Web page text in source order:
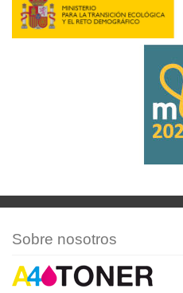
Sobre nosotros